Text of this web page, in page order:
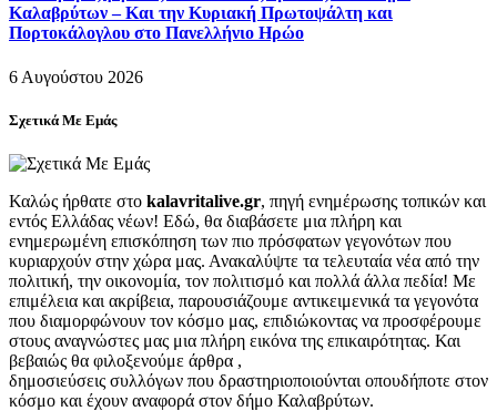
Καλαβρύτων – Και την Κυριακή Πρωτοψάλτη και
Πορτοκάλογλου στο Πανελλήνιο Ηρώο
6 Αυγούστου 2026
Σχετικά Με Εμάς
Καλώς ήρθατε στο kalavritalive.gr, πηγή ενημέρωσης τοπικών και
εντός Ελλάδας νέων! Εδώ, θα διαβάσετε μια πλήρη και
ενημερωμένη επισκόπηση των πιο πρόσφατων γεγονότων που
κυριαρχούν στην χώρα μας. Ανακαλύψτε τα τελευταία νέα από την
πολιτική, την οικονομία, τον πολιτισμό και πολλά άλλα πεδία! Με
επιμέλεια και ακρίβεια, παρουσιάζουμε αντικειμενικά τα γεγονότα
που διαμορφώνουν τον κόσμο μας, επιδιώκοντας να προσφέρουμε
στους αναγνώστες μας μια πλήρη εικόνα της επικαιρότητας. Και
βεβαιώς θα φιλοξενούμε άρθρα ,
δημοσιεύσεις συλλόγων που δραστηριοποιούνται οπουδήποτε στον
κόσμο και έχουν αναφορά στον δήμο Καλαβρύτων.